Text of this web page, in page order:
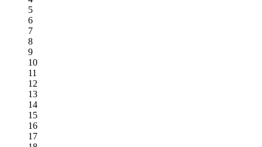
5
6
7
8
9
10
11
12
13
14
15
16
17